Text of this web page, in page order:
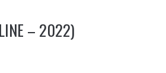
– 2022)